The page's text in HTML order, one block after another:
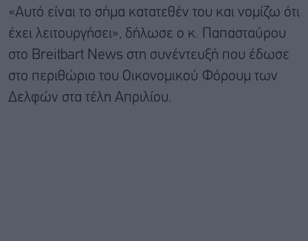
«Αυτό είναι το σήμα κατατεθέν του και νομίζω ότι
έχει λειτουργήσει», δήλωσε ο κ. Παπασταύρου
στο Breitbart News στη συνέντευξή που έδωσε
στο περιθώριο του Οικονομικού Φόρουμ των
Δελφών στα τέλη Απριλίου.